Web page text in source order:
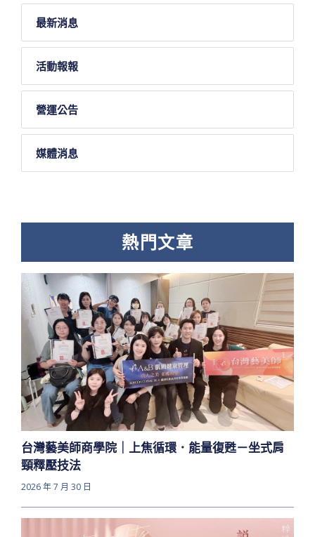
最新消息
活動報報
營運公告
媒體消息
熱門文章
台灣藝美師商學院｜上焦循環．能量復甦－坐式肩
頸釋壓技法
2026 年 7 月 30 日